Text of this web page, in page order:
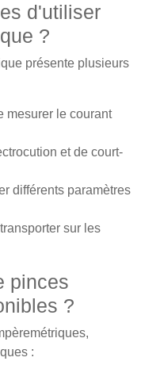
d'utiliser
?
présente plusieurs
mesurer le courant
et de court-
différents paramètres
sur les
pinces
?
: